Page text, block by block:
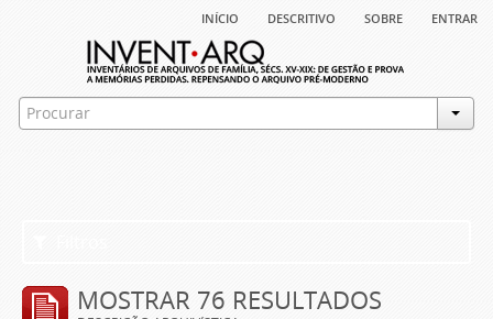
início descritivo sobre entrar
MOSTRAR 76 RESULTADOS